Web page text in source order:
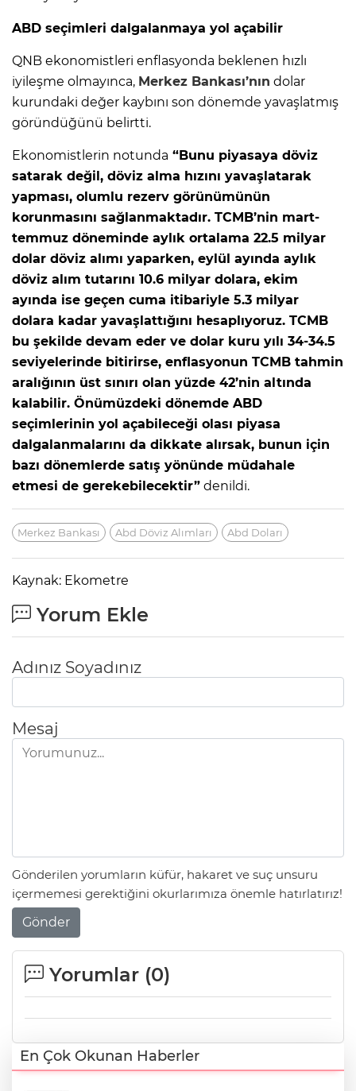
ABD seçimleri dalgalanmaya yol açabilir
QNB ekonomistleri enflasyonda beklenen hızlı
iyileşme olmayınca, Merkez Bankası’nın dolar
kurundaki değer kaybını son dönemde yavaşlatmış
göründüğünü belirtti.
Ekonomistlerin notunda “Bunu piyasaya döviz
satarak değil, döviz alma hızını yavaşlatarak
yapması, olumlu rezerv görünümünün
korunmasını sağlanmaktadır. TCMB’nin mart-
temmuz döneminde aylık ortalama 22.5 milyar
dolar döviz alımı yaparken, eylül ayında aylık
döviz alım tutarını 10.6 milyar dolara, ekim
ayında ise geçen cuma itibariyle 5.3 milyar
dolara kadar yavaşlattığını hesaplıyoruz. TCMB
bu şekilde devam eder ve dolar kuru yılı 34-34.5
seviyelerinde bitirirse, enflasyonun TCMB tahmin
aralığının üst sınırı olan yüzde 42’nin altında
kalabilir. Önümüzdeki dönemde ABD
seçimlerinin yol açabileceği olası piyasa
dalgalanmalarını da dikkate alırsak, bunun için
bazı dönemlerde satış yönünde müdahale
etmesi de gerekebilecektir” denildi.
Merkez Bankası Abd Döviz Alımları Abd Doları
Kaynak: Ekometre
Yorum Ekle
Adınız Soyadınız
Mesaj
Gönderilen yorumların küfür, hakaret ve suç unsuru
içermemesi gerektiğini okurlarımıza önemle hatırlatırız!
Gönder
Yorumlar (0)
En Çok Okunan Haberler